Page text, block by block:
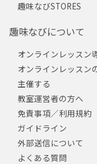
趣味なびSTORES
趣味なびについて
オンラインレッスン
オンラインレッスン
主催する
教室運営者の方へ
免責事項／利用規約
ガイドライン
外部送信について
よくある質問